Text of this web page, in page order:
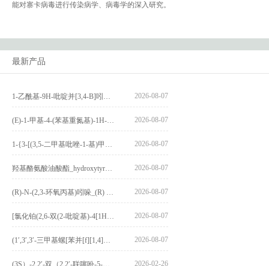
能对寨卡病毒进行传染病学、病毒学的深入研究。
最新产品
2026-08-07
2026-08-07
2026-08-07
2026-08-07
2026-08-07
2026-08-07
2026-08-07
2026-02-26